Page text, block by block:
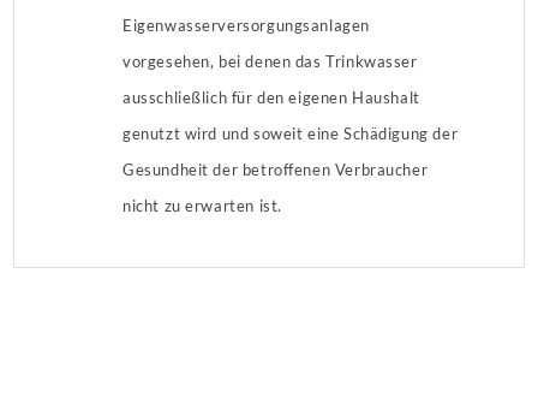
Eigenwasserversorgungsanlagen
vorgesehen, bei denen das Trinkwasser
ausschließlich für den eigenen Haushalt
genutzt wird und soweit eine Schädigung der
Gesundheit der betroffenen Verbraucher
nicht zu erwarten ist.